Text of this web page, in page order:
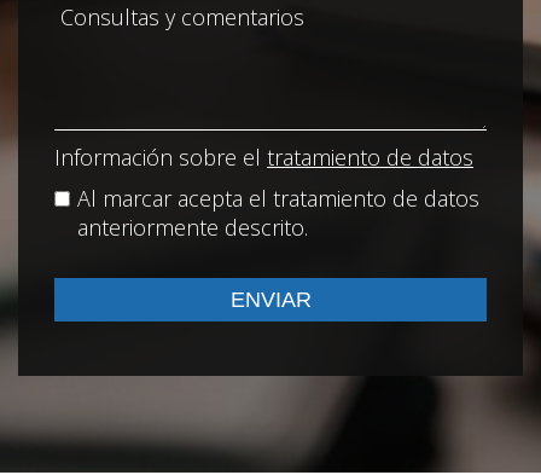
Información sobre el tratamiento de datos
Al marcar acepta el tratamiento de datos
anteriormente descrito.